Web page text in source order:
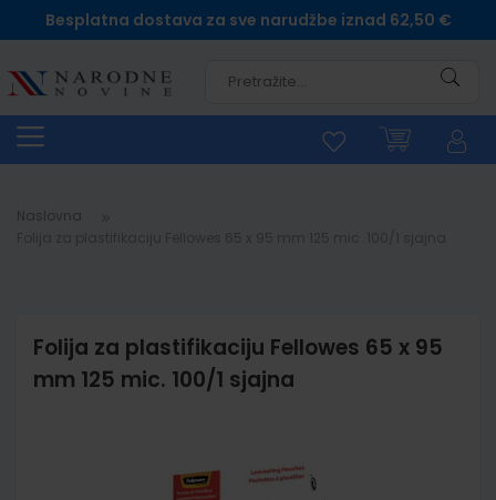
Besplatna dostava za sve narudžbe iznad 62,50 €
Naslovna
Folija za plastifikaciju Fellowes 65 x 95
mm 125 mic. 100/1 sjajna